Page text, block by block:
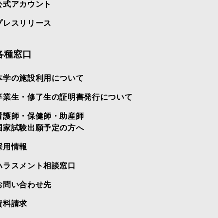
式アカウント
レスリリース
種窓口
学の施設利用について
業生・修了生の証明書発行について
護師・保健師・助産師
家試験出願予定の方へ
用情報
ラスメント相談窓口
問い合わせ先
料請求